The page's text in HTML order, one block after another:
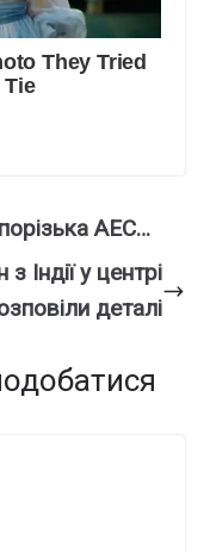
АЕС…
Індії у центрі
деталі